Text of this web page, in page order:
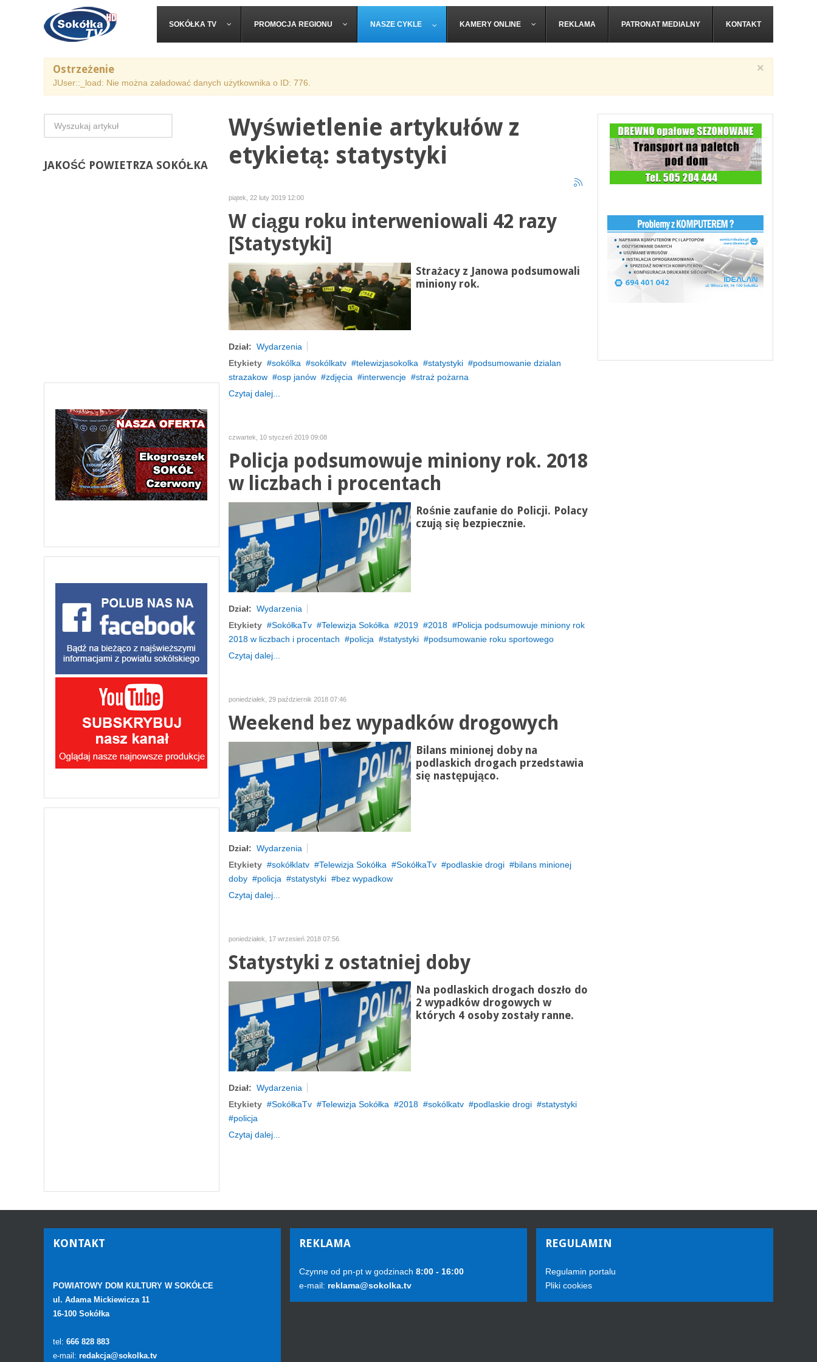
SOKÓŁKA TV PROMOCJA REGIONU NASZE CYKLE KAMERY ONLINE REKLAMA PATRONAT MEDIALNY KONTAKT
×
Ostrzeżenie
JUser::_load: Nie można załadować danych użytkownika o ID: 776.
Wyświetlenie artykułów z
etykietą: statystyki
piątek, 22 luty 2019 12:00
W ciągu roku interweniowali 42 razy
[Statystyki]
Strażacy z Janowa podsumowali
miniony rok.
Dział: Wydarzenia
Etykiety
sokólka sokólkatv telewizjasokolka statystyki
podsumowanie dzialan
strazakow
osp janów zdjęcia interwencje
straż pożarna
Czytaj dalej...
czwartek, 10 styczeń 2019 09:08
Policja podsumowuje miniony rok. 2018
w liczbach i procentach
Rośnie zaufanie do Policji. Polacy
czują się bezpiecznie.
Dział: Wydarzenia
Etykiety
SokółkaTv Telewizja Sokółka 2019 2018
Policja podsumowuje miniony rok
2018 w liczbach i procentach
policja statystyki
podsumowanie roku sportowego
Czytaj dalej...
poniedziałek, 29 październik 2018 07:46
Weekend bez wypadków drogowych
Bilans minionej doby na
podlaskich drogach przedstawia
się następująco.
Dział: Wydarzenia
Etykiety
sokółklatv Telewizja Sokółka SokółkaTv podlaskie drogi
bilans minionej
doby
policja statystyki
bez wypadkow
Czytaj dalej...
poniedziałek, 17 wrzesień 2018 07:56
Statystyki z ostatniej doby
Na podlaskich drogach doszło do
2 wypadków drogowych w
których 4 osoby zostały ranne.
Dział: Wydarzenia
Etykiety
SokółkaTv Telewizja Sokółka 2018 sokólkatv podlaskie drogi
statystyki
policja
Czytaj dalej...
JAKOŚĆ POWIETRZA SOKÓŁKA
KONTAKT
POWIATOWY DOM KULTURY W SOKÓŁCE
ul. Adama Mickiewicza 11
16-100 Sokółka
tel: 666 828 883
e-mail: redakcja@sokolka.tv
REKLAMA
Czynne od pn-pt w godzinach 8:00 - 16:00
e-mail: reklama@sokolka.tv
REGULAMIN
Regulamin portalu
Pliki cookies